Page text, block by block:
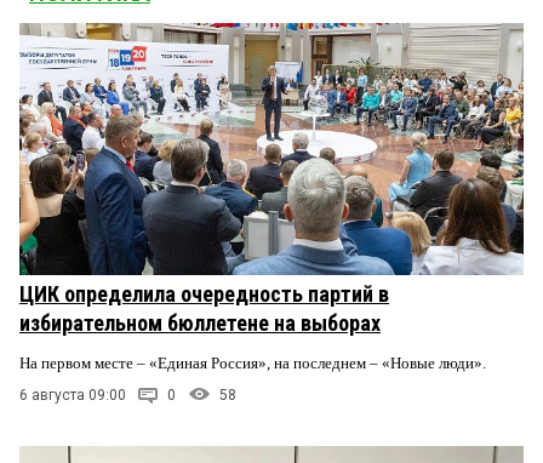
ЦИК определила очередность партий в
избирательном бюллетене на выборах
На первом месте – «Единая Россия», на последнем – «Новые люди».
6 августа 09:00 0 58